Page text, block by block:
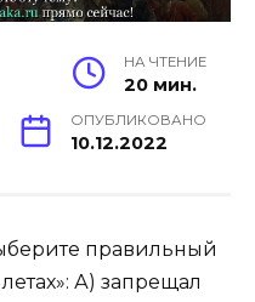
НА ЧТЕНИЕ
20 мин.
ОПУБЛИКОВАНО
10.12.2022
правильный
А) запрещал